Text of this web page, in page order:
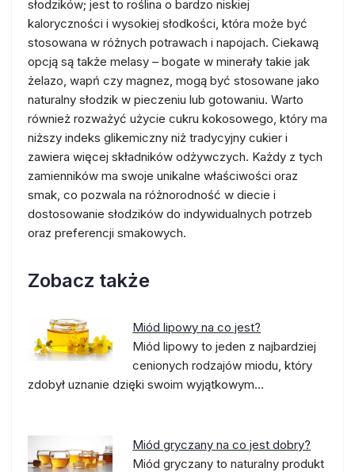
słodzików; jest to roślina o bardzo niskiej
kaloryczności i wysokiej słodkości, która może być
stosowana w różnych potrawach i napojach. Ciekawą
opcją są także melasy – bogate w minerały takie jak
żelazo, wapń czy magnez, mogą być stosowane jako
naturalny słodzik w pieczeniu lub gotowaniu. Warto
również rozważyć użycie cukru kokosowego, który ma
niższy indeks glikemiczny niż tradycyjny cukier i
zawiera więcej składników odżywczych. Każdy z tych
zamienników ma swoje unikalne właściwości oraz
smak, co pozwala na różnorodność w diecie i
dostosowanie słodzików do indywidualnych potrzeb
oraz preferencji smakowych.
Zobacz także
Miód lipowy na co jest?
Miód lipowy to jeden z najbardziej
cenionych rodzajów miodu, który
zdobył uznanie dzięki swoim wyjątkowym…
Miód gryczany na co jest dobry?
Miód gryczany to naturalny produkt